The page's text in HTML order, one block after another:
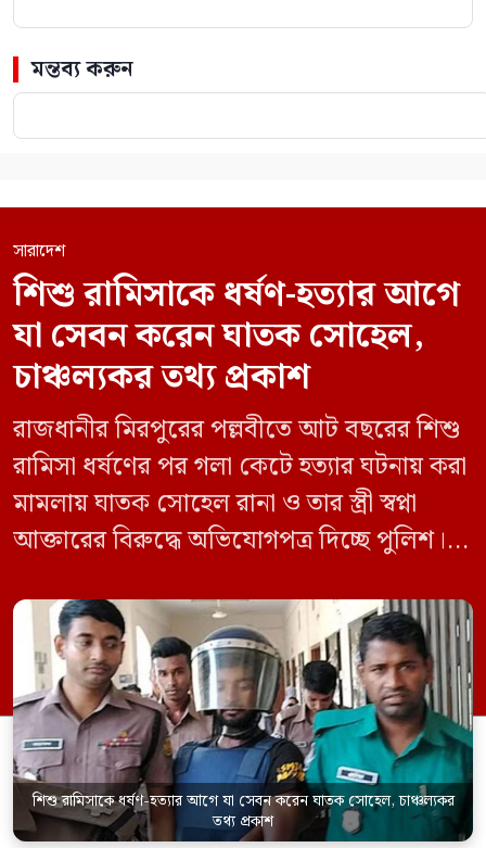
মন্তব্য করুন
সারাদেশ
শিশু রামিসাকে ধর্ষণ-হত্যার আগে
যা সেবন করেন ঘাতক সোহেল,
চাঞ্চল্যকর তথ্য প্রকাশ
রাজধানীর মিরপুরের পল্লবীতে আট বছরের শিশু
রামিসা ধর্ষণের পর গলা কেটে হত্যার ঘটনায় করা
মামলায় ঘাতক সোহেল রানা ও তার স্ত্রী স্বপ্না
আক্তারের বিরুদ্ধে অভিযোগপত্র দিচ্ছে পুলিশ।
সেবন করেছিলেন বলে জবানবন্দিতে
জানিয়েছেন আসামি। রোববার (২৪ মে) সকালে
মামলার তদন্ত কর্মকর্তা পল্লবী থানার উপ-
পরিদর্শক অহিদুজ্জামান এ তথ্য নিছিত করেন।
তিনি বলেন, […]
শিশু রামিসাকে ধর্ষণ-হত্যার আগে যা সেবন করেন ঘাতক সোহেল, চাঞ্চল্যকর
তথ্য প্রকাশ